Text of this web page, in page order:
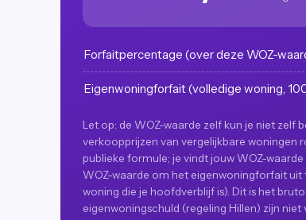
Forfaitpercentage (over deze WOZ-
Eigenwoningforfait (volledige woning,
Let op: de WOZ-waarde zelf kun je niet zelf
verkoopprijzen van vergelijkbare woningen
publieke formule; je vindt jouw WOZ-
WOZ-waarde om het eigenwoningforfait uit
woning die je hoofdverblijf is). Dit is het
eigenwoningschuld (regeling Hillen) zijn niet